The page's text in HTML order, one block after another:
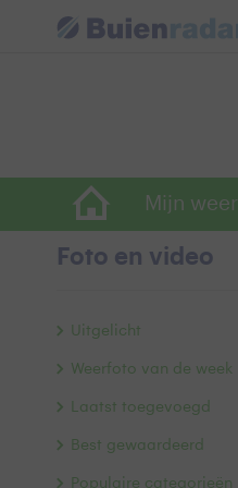
Mijn weer
Foto en video
Uitgelicht
Weerfoto van de week
Laatst toegevoegd
Best gewaardeerd
Populaire categorieën